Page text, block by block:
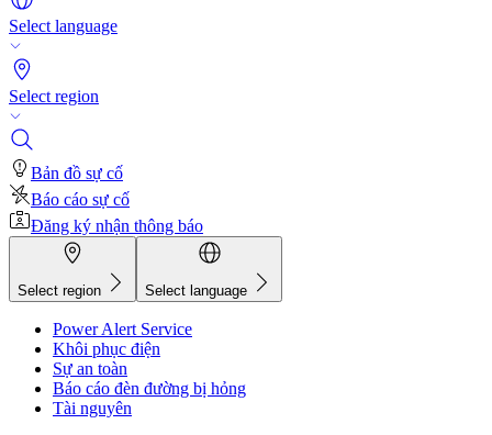
Select language
Select region
Bản đồ sự cố
Báo cáo sự cố
Đăng ký nhận thông báo
Select region Select language
Power Alert Service
Khôi phục điện
Sự an toàn
Báo cáo đèn đường bị hỏng
Tài nguyên